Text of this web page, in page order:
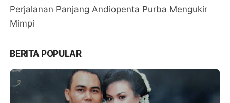
Perjalanan Panjang Andiopenta Purba Mengukir
Mimpi
BERITA POPULAR